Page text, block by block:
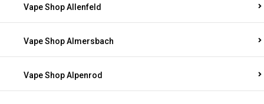
Vape Shop Allenfeld
Vape Shop Almersbach
Vape Shop Alpenrod